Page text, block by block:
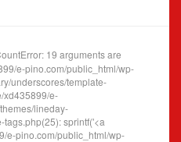
19 arguments are
e-pino.com/public_html/wp-
underscores/template-
xd435899/e-
lineday-
sprintf('<a
e-pino.com/public_html/wp-